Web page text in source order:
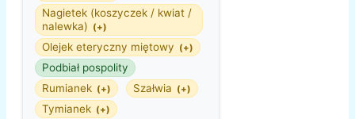
Nagietek (koszyczek / kwiat /
nalewka) (+)
Olejek eteryczny miętowy (+)
Podbiał pospolity
Rumianek (+) Szałwia (+)
Tymianek (+)